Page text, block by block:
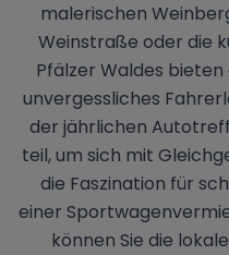
malerischen
Weinstraße oder die
Pfälzer Waldes
unvergessliches
der jährlichen
teil, um sich mit
die Faszination für
einer
können Sie die